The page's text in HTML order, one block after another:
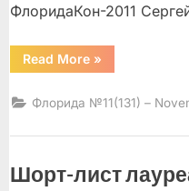
ФлоридаКон-2011
Read More“”
»
Флорида №11(131) –
Шорт-лист